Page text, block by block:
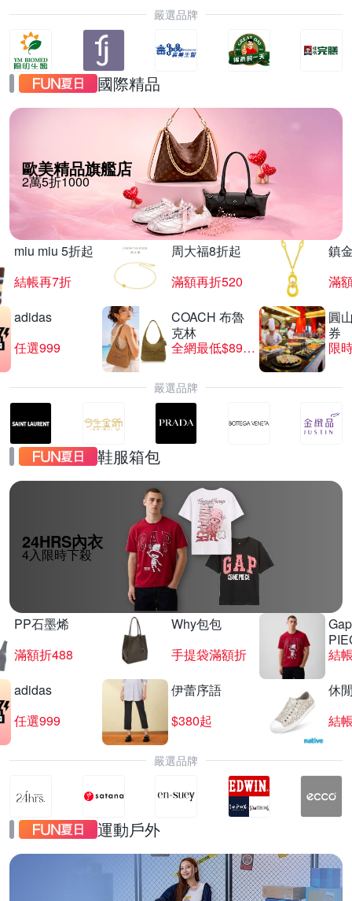
嚴選品牌
國際精品
歐美精品旗艦店
2萬5折1000
miu miu 5折起
結帳再7折
周大福8折起
滿額再折520
鎮
滿
adidas
任選999
COACH 布魯
克林
全網最低$8999
圓
券
限
嚴選品牌
鞋服箱包
24HRS內衣
4入限時下殺
PP石墨烯
滿額折488
Why包包
手提袋滿額折
結
adidas
任選999
伊蕾序語
$380起
休
結
嚴選品牌
運動戶外